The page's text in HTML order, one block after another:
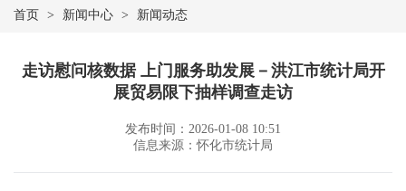
首页 > 新闻中心 > 新闻动态
走访慰问核数据 上门服务助发展－洪江市统计局开
展贸易限下抽样调查走访
发布时间：2026-01-08 10:51
信息来源：怀化市统计局